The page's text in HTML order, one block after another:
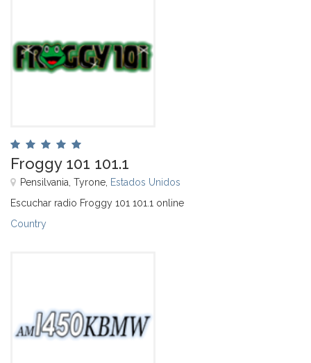
Froggy 101 101.1
Pensilvania, Tyrone, Estados Unidos
Escuchar radio Froggy 101 101.1 online
Country